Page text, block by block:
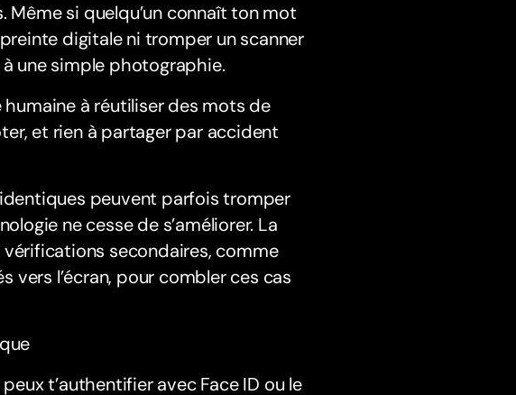
si quelqu’un connaît ton mot
digitale ni tromper un scanner
une simple photographie.
à réutiliser des mots de
et rien à partager par accident
peuvent parfois tromper
ne cesse de s’améliorer. La
secondaires, comme
vers l’écran, pour combler ces cas
t’authentifier avec Face ID ou le